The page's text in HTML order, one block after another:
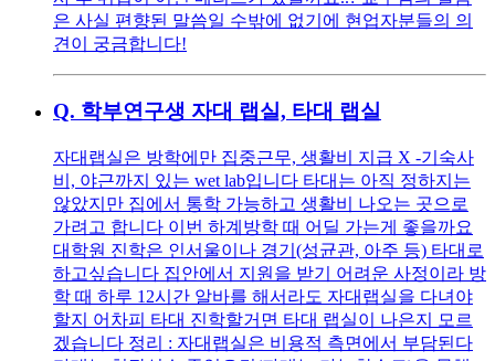
은 사실 편향된 말씀일 수밖에 없기에 현업자분들의 의
견이 궁금합니다!
Q. 학부연구생 자대 랩실, 타대 랩실
자대랩실은 방학에만 집중근무, 생활비 지급 X -기숙사
비, 야근까지 있는 wet lab입니다 타대는 아직 정하지는
않았지만 집에서 통학 가능하고 생활비 나오는 곳으로
가려고 합니다 이번 하계방학 때 어딜 가는게 좋을까요
대학원 진학은 인서울이나 경기(성균관, 아주 등) 타대로
하고싶습니다 집안에서 지원을 받기 어려운 사정이라 방
학 때 하루 12시간 알바를 해서라도 자대랩실을 다녀야
할지 어차피 타대 진학할거면 타대 랩실이 나은지 모르
겠습니다 정리 : 자대랩실은 비용적 측면에서 부담된다